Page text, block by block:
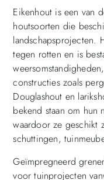
Eikenhout is een van
houtsoorten die
landschapsprojecten.
tegen rotten en is
constructies zoals
Douglashout en
bekend staan om hun
waardoor ze geschikt
schuttingen,
Geïmpregneerd
voor tuinprojecten